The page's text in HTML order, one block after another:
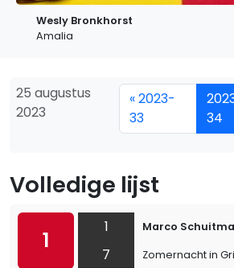
Wesly Bronkhorst
Amalia
25 augustus
2023
« 2023-
33
34
Volledige lijst
1
1
7
Marco
Zomernacht in